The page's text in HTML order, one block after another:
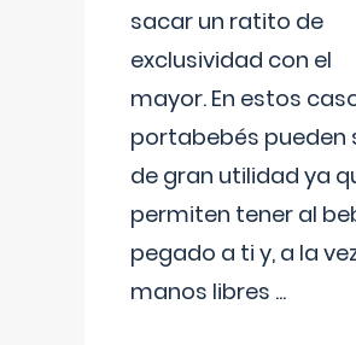
sacar un ratito de
exclusividad con el
mayor. En estos
portabebés pueden
de gran utilidad ya
permiten tener al
pegado a ti y, a la
manos libres ...